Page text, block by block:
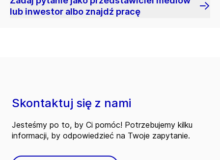
lub inwestor albo znajdź pracę
Skontaktuj się z nami
Jesteśmy po to, by Ci pomóc! Potrzebujemy kilku
informacji, by odpowiedzieć na Twoje zapytanie.